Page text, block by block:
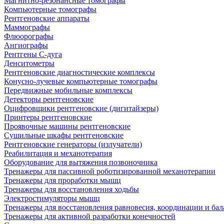
Компьютерные томографы
Рентгеновские аппараты
Маммографы
Флюорографы
Ангиографы
Рентгены С-дуга
Денситометры
Рентгеновские диагностические комплексы
Конусно-лучевые компьютерные томографы
Передвижные мобильные комплексы
Детекторы рентгеновские
Оцифровщики рентгеновские (дигитайзеры)
Принтеры рентгеновские
Проявочные машины рентгеновские
Сушильные шкафы рентгеновские
Рентгеновские генераторы (излучатели)
Реабилитация и механотерапия
Оборудование для вытяжения позвоночника
Тренажеры для пассивной роботизированной механотерапии
Тренажеры для проработки мышц
Тренажеры для восстановления ходьбы
Электростимуляторы мышц
Тренажеры для восстановления равновесия, координации и
Тренажеры для активной разработки конечностей